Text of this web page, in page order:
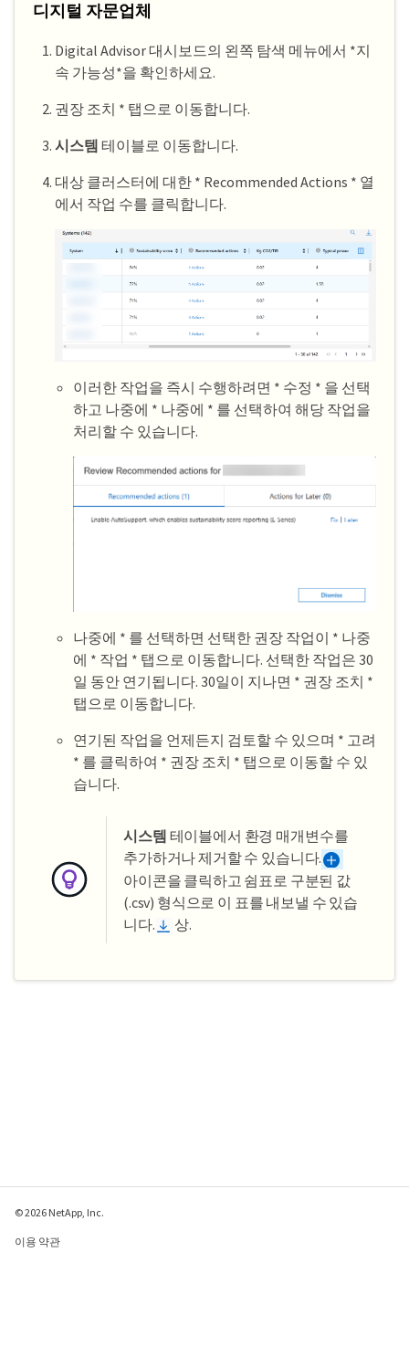
디지털 자문업체
Digital Advisor 대시보드의 왼쪽 탐색 메뉴에서 *지
속 가능성*을 확인하세요.
권장 조치 * 탭으로 이동합니다.
시스템 테이블로 이동합니다.
대상 클러스터에 대한 * Recommended Actions * 열
에서 작업 수를 클릭합니다.
이러한 작업을 즉시 수행하려면 * 수정 * 을 선택
하고 나중에 * 나중에 * 를 선택하여 해당 작업을
처리할 수 있습니다.
나중에 * 를 선택하면 선택한 권장 작업이 * 나중
에 * 작업 * 탭으로 이동합니다. 선택한 작업은 30
일 동안 연기됩니다. 30일이 지나면 * 권장 조치 *
탭으로 이동합니다.
연기된 작업을 언제든지 검토할 수 있으며 * 고려
* 를 클릭하여 * 권장 조치 * 탭으로 이동할 수 있
습니다.
시스템 테이블에서 환경 매개변수를
추가하거나 제거할 수 있습니다.
아이콘을 클릭하고 쉼표로 구분된 값
(.csv) 형식으로 이 표를 내보낼 수 있습
니다.
상.
© 2026 NetApp, Inc.
이용 약관